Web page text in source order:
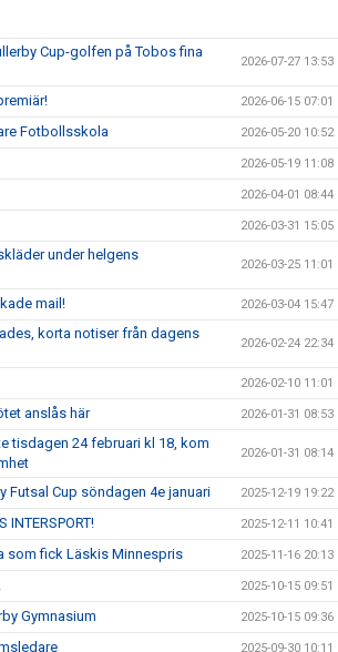
Cup-golfen på Tobos fina
2026-07-27 13:53
2026-06-15 07:01
Fotbollsskola 2026-05-20 10:52
2026-05-19 11:08
2026-04-01 08:44
2026-03-31 15:05
under helgens
2026-03-25 11:01
mail! 2026-03-04 15:47
korta notiser från dagens
2026-02-24 22:34
2026-02-10 11:01
anslås här 2026-01-31 08:53
tisdagen 24 februari kl 18, kom
2026-01-31 08:14
Futsal Cup söndagen 4e januari 2025-12-19 19:22
INTERSPORT! 2025-12-11 10:41
som fick Läskis Minnespris 2025-11-16 20:13
2025-10-15 09:51
Gymnasium 2025-10-15 09:36
2025-09-30 10:11